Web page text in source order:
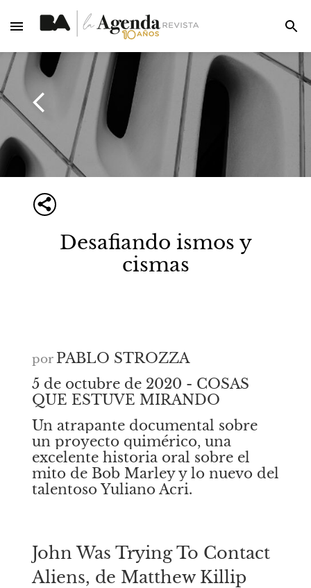
Desafiando ismos y
cismas
por PABLO STROZZA
5 de octubre de 2020 - COSAS
QUE ESTUVE MIRANDO
Un atrapante documental sobre
un proyecto quimérico, una
excelente historia oral sobre el
mito de Bob Marley y lo nuevo del
talentoso Yuliano Acri.
John Was Trying To Contact
Aliens, de Matthew Killip